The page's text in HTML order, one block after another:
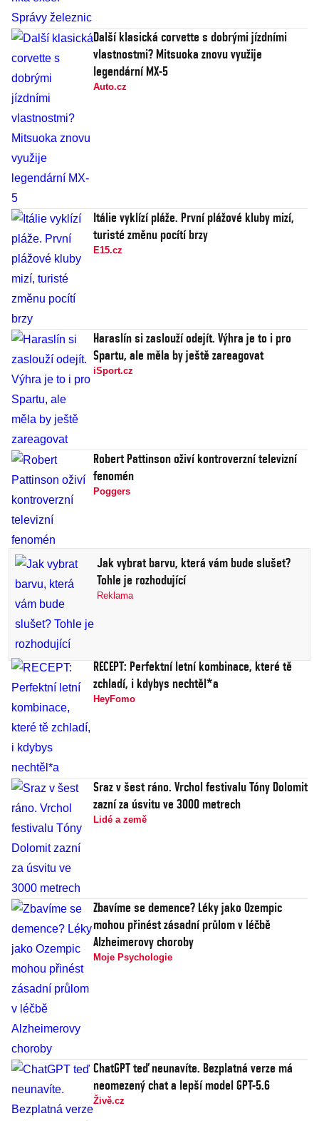
Další klasická corvette s dobrými jízdními
vlastnostmi? Mitsuoka znovu využije
legendární MX-5
Auto.cz
Itálie vyklízí pláže. První plážové kluby mizí,
turisté změnu pocítí brzy
E15.cz
Haraslín si zaslouží odejít. Výhra je to i pro
Spartu, ale měla by ještě zareagovat
iSport.cz
Robert Pattinson oživí kontroverzní televizní
fenomén
Poggers
Jak vybrat barvu, která vám bude slušet?
Tohle je rozhodující
Reklama
RECEPT: Perfektní letní kombinace, které tě
zchladí, i kdybys nechtěl*a
HeyFomo
Sraz v šest ráno. Vrchol festivalu Tóny Dolomit
zazní za úsvitu ve 3000 metrech
Lidé a země
Zbavíme se demence? Léky jako Ozempic
mohou přinést zásadní průlom v léčbě
Alzheimerovy choroby
Moje Psychologie
ChatGPT teď neunavíte. Bezplatná verze má
neomezený chat a lepší model GPT-5.6
Živě.cz